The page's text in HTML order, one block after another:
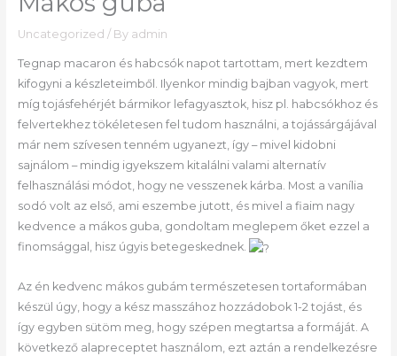
Uncategorized / By admin
Tegnap macaron és habcsók napot tartottam, mert kezdtem
kifogyni a készleteimből. Ilyenkor mindig bajban vagyok, mert
míg tojásfehérjét bármikor lefagyasztok, hisz pl. habcsókhoz és
felvertekhez tökéletesen fel tudom használni, a tojássárgájával
már nem szívesen tenném ugyanezt, így – mivel kidobni
sajnálom – mindig igyekszem kitalálni valami alternatív
felhasználási módot, hogy ne vesszenek kárba. Most a vanília
sodó volt az első, ami eszembe jutott, és mivel a fiaim nagy
kedvence a mákos guba, gondoltam meglepem őket ezzel a
finomsággal, hisz úgyis betegeskednek.
Az én kedvenc mákos gubám természetesen tortaformában
készül úgy, hogy a kész masszához hozzádobok 1-2 tojást, és
így egyben sütöm meg, hogy szépen megtartsa a formáját. A
következő alapreceptet használom, ezt aztán a rendelkezésre